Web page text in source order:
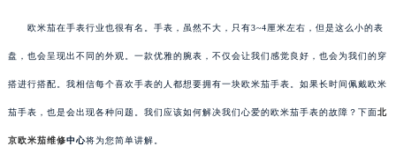
欧米茄在手表行业也很有名。手表，虽然不大，只有3~4厘米左右，但是这么小的表
盘，也会呈现出不同的外观。一款优雅的腕表，不仅会让我们感觉良好，也会为我们的穿
搭进行搭配。我相信每个喜欢手表的人都想要拥有一块欧米茄手表。如果长时间佩戴欧米
茄手表，也是会出现各种问题。我们应该如何解决我们心爱的欧米茄手表的故障？下面北
京欧米茄维修中心将为您简单讲解。